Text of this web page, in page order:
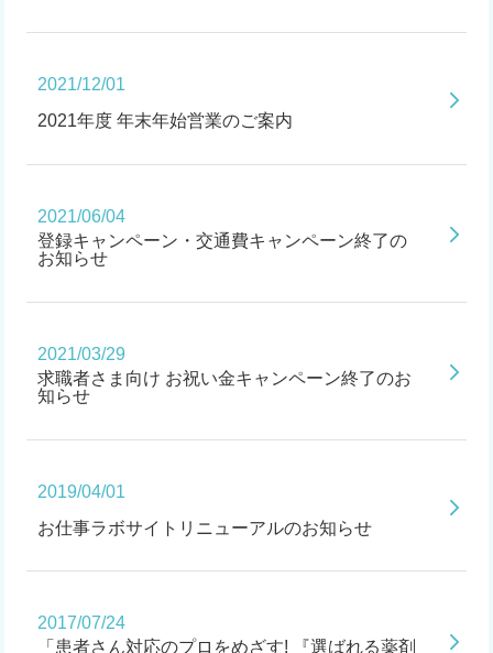
2021/12/01
2021年度 年末年始営業のご案内
2021/06/04
登録キャンペーン・交通費キャンペーン終了の
お知らせ
2021/03/29
求職者さま向け お祝い金キャンペーン終了のお
知らせ
2019/04/01
お仕事ラボサイトリニューアルのお知らせ
2017/07/24
「患者さん対応のプロをめざす! 『選ばれる薬剤